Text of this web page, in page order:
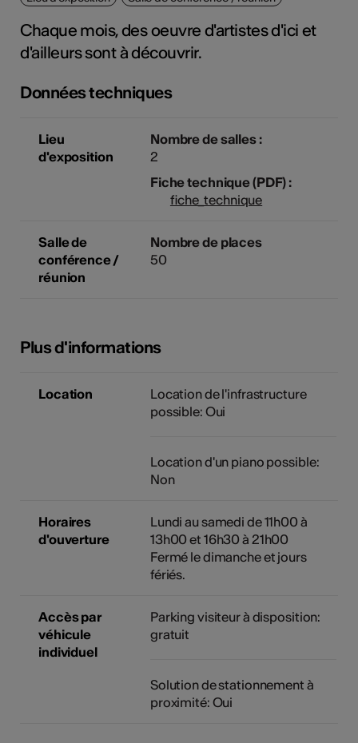
Chaque mois, des oeuvre d'artistes d'ici et
d'ailleurs sont à découvrir.
Données techniques
Lieu
d'exposition
Nombre de salles :
2
Fiche technique (PDF) :
fiche_technique
Salle de
conférence /
réunion
Nombre de places
50
Plus d'informations
Location
Location de l'infrastructure
possible: Oui
Location d'un piano possible:
Non
Horaires
d'ouverture
Lundi au samedi de 11h00 à
13h00 et 16h30 à 21h00
Fermé le dimanche et jours
fériés.
Accès par
véhicule
individuel
Parking visiteur à disposition:
gratuit
Solution de stationnement à
proximité: Oui